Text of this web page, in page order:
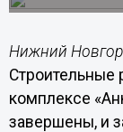
Нижний
Строительные
комплексе
завершены, и